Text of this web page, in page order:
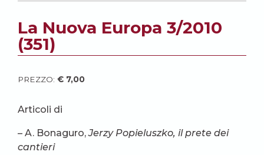
La Nuova Europa 3/2010
(351)
PREZZO: € 7,00
Articoli di
– A. Bonaguro,Jerzy Popieluszko, il prete dei
cantieri